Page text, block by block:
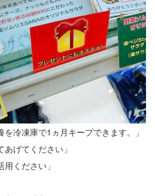
を冷凍庫で1ヵ月キープできます。」
あげてください」
用ください」